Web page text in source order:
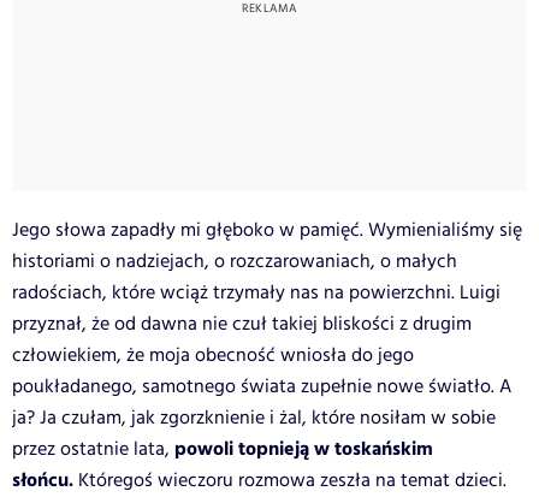
Jego słowa zapadły mi głęboko w pamięć. Wymienialiśmy się
historiami o nadziejach, o rozczarowaniach, o małych
radościach, które wciąż trzymały nas na powierzchni. Luigi
przyznał, że od dawna nie czuł takiej bliskości z drugim
człowiekiem, że moja obecność wniosła do jego
poukładanego, samotnego świata zupełnie nowe światło. A
ja? Ja czułam, jak zgorzknienie i żal, które nosiłam w sobie
przez ostatnie lata, powoli topnieją w toskańskim
słońcu. Któregoś wieczoru rozmowa zeszła na temat dzieci.